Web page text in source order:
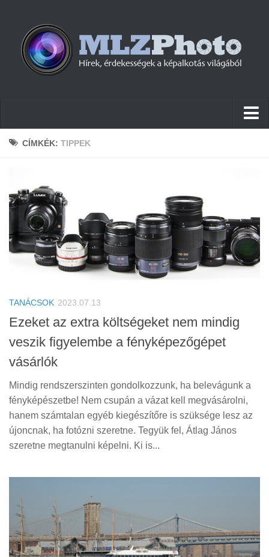
Hírek
Cikkek
Szoftver
Firmware
Tudástár
Érdekességek
Helyszíni Riport
E-BB
CÍMKÉK: TIPPEK
TANÁCSOK 2023.07.13
Ezeket az extra költségeket nem mindig
veszik figyelembe a fényképezőgépet
vásárlók
Mindig rendszerszinten gondolkozzunk, ha belevágunk a
fényképészetbe! Nem csupán a vázat kell megvásárolni,
hanem számtalan egyéb kiegészítőre is szüksége lesz az
újoncnak, ha fotózni szeretne. Tegyük fel, Átlag János
szeretne megtanulni képelni. Ki is...